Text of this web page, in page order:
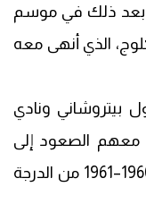
وبعد ذلك في موسم
كلوج، الذي أنهى معه
بيتروشاني ونادي
معهم الصعود إلى
دوري الدرجة الأولى، إذ أنهوا موسم 1960–1961 من الدرجة